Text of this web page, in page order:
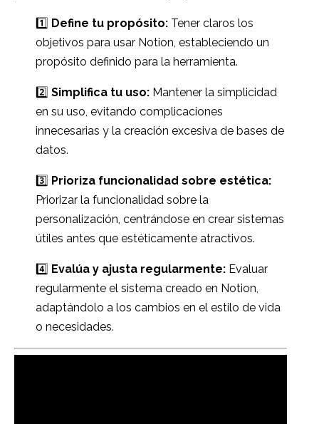
1️⃣ Define tu propósito: Tener claros los
objetivos para usar Notion, estableciendo un
propósito definido para la herramienta.
2️⃣ Simplifica tu uso: Mantener la simplicidad
en su uso, evitando complicaciones
innecesarias y la creación excesiva de bases de
datos.
3️⃣ Prioriza funcionalidad sobre estética:
Priorizar la funcionalidad sobre la
personalización, centrándose en crear sistemas
útiles antes que estéticamente atractivos.
4️⃣ Evalúa y ajusta regularmente: Evaluar
regularmente el sistema creado en Notion,
adaptándolo a los cambios en el estilo de vida
o necesidades.